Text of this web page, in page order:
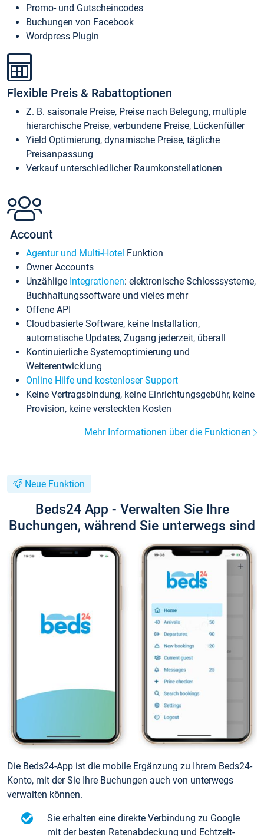
Promo- und Gutscheincodes
Buchungen von Facebook
Wordpress Plugin
Flexible Preis & Rabattoptionen
Z. B. saisonale Preise, Preise nach Belegung, multiple
hierarchische Preise, verbundene Preise, Lückenfüller
Yield Optimierung, dynamische Preise, tägliche
Preisanpassung
Verkauf unterschiedlicher Raumkonstellationen
Account
Agentur und Multi-Hotel Funktion
Owner Accounts
Unzählige Integrationen: elektronische Schlosssysteme,
Buchhaltungssoftware und vieles mehr
Offene API
Cloudbasierte Software, keine Installation,
automatische Updates, Zugang jederzeit, überall
Kontinuierliche Systemoptimierung und
Weiterentwicklung
Online Hilfe und kostenloser Support
Keine Vertragsbindung, keine Einrichtungsgebühr, keine
Provision, keine versteckten Kosten
Mehr Informationen über die Funktionen
Neue Funktion
Beds24 App - Verwalten Sie Ihre
Buchungen, während Sie unterwegs sind
Die Beds24-App ist die mobile Ergänzung zu Ihrem Beds24-
Konto, mit der Sie Ihre Buchungen auch von unterwegs
verwalten können.
Sie erhalten eine direkte Verbindung zu Google
mit der besten Ratenabdeckung und Echtzeit-